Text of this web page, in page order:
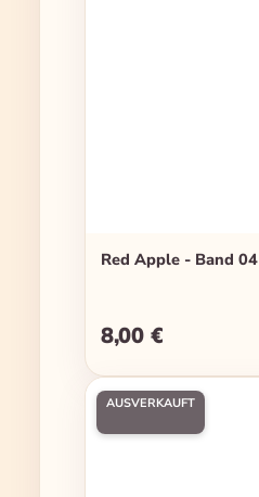
Red Apple - Band 04
Regulärer Preis:
8,00 €
AUSVERKAUFT